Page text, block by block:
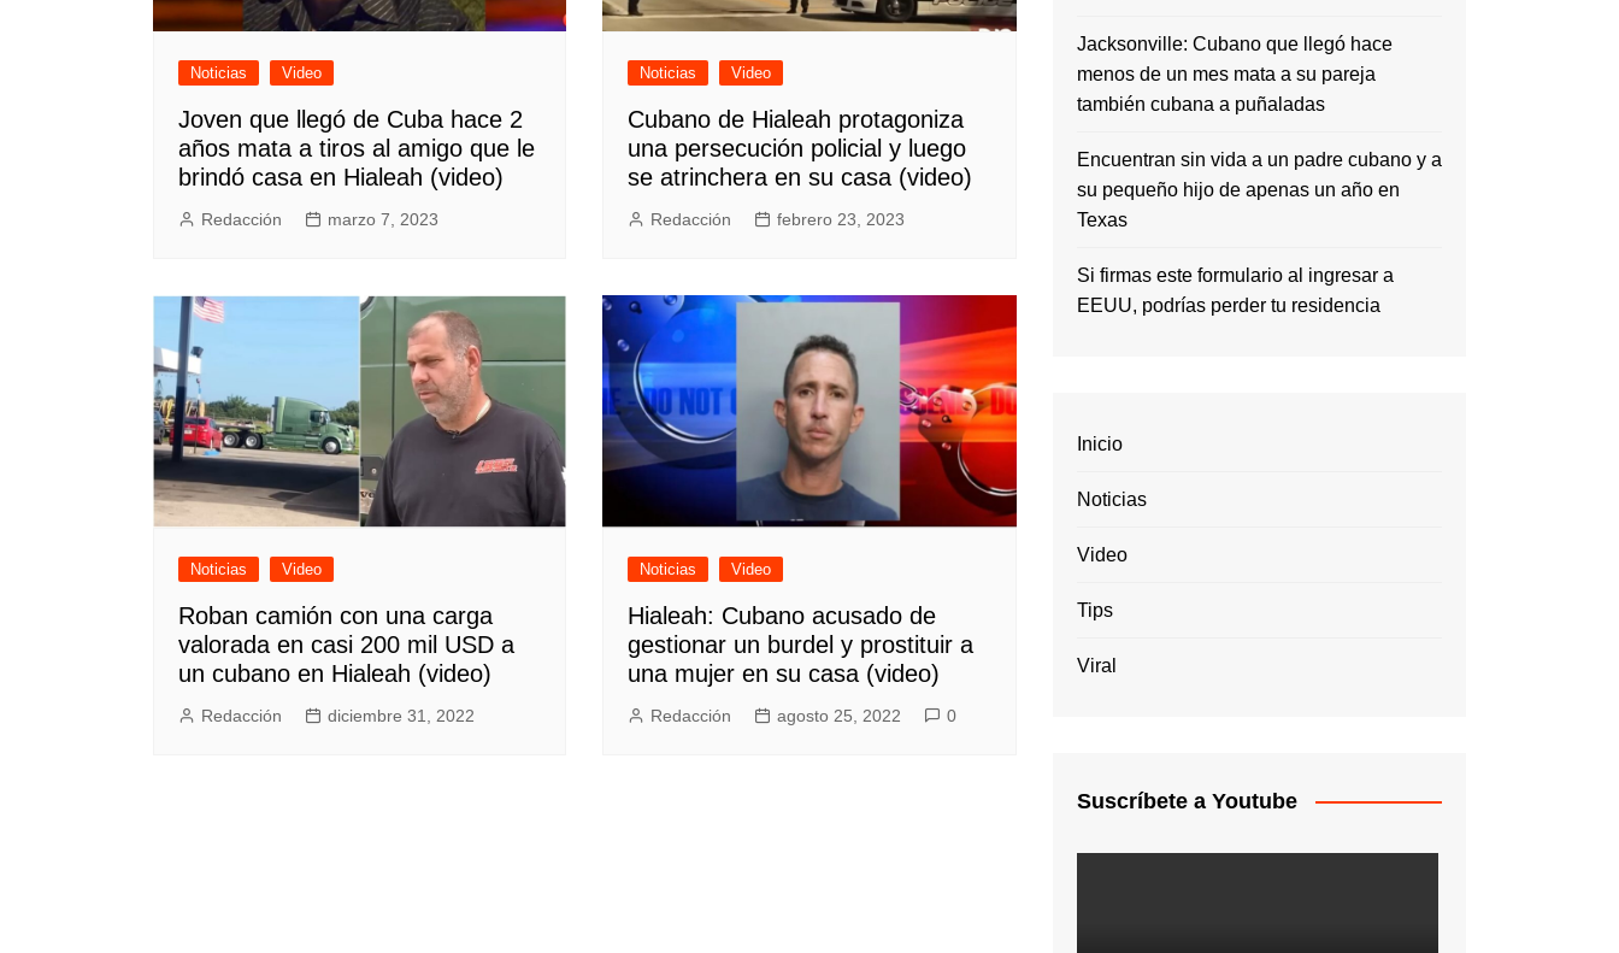
Noticias Video
Joven que llegó de Cuba hace 2
años mata a tiros al amigo que le
brindó casa en Hialeah (video)
Redacción marzo 7, 2023
Noticias Video
Cubano de Hialeah protagoniza
una persecución policial y luego
se atrinchera en su casa (video)
Redacción febrero 23, 2023
Noticias Video
Roban camión con una carga
valorada en casi 200 mil USD a
un cubano en Hialeah (video)
Redacción diciembre 31, 2022
Noticias Video
Hialeah: Cubano acusado de
gestionar un burdel y prostituir a
una mujer en su casa (video)
Redacción agosto 25, 2022 0
Jacksonville: Cubano que llegó hace
menos de un mes mata a su pareja
también cubana a puñaladas
Encuentran sin vida a un padre cubano y a
su pequeño hijo de apenas un año en
Texas
Si firmas este formulario al ingresar a
EEUU, podrías perder tu residencia
Inicio
Noticias
Video
Tips
Viral
Suscríbete a Youtube